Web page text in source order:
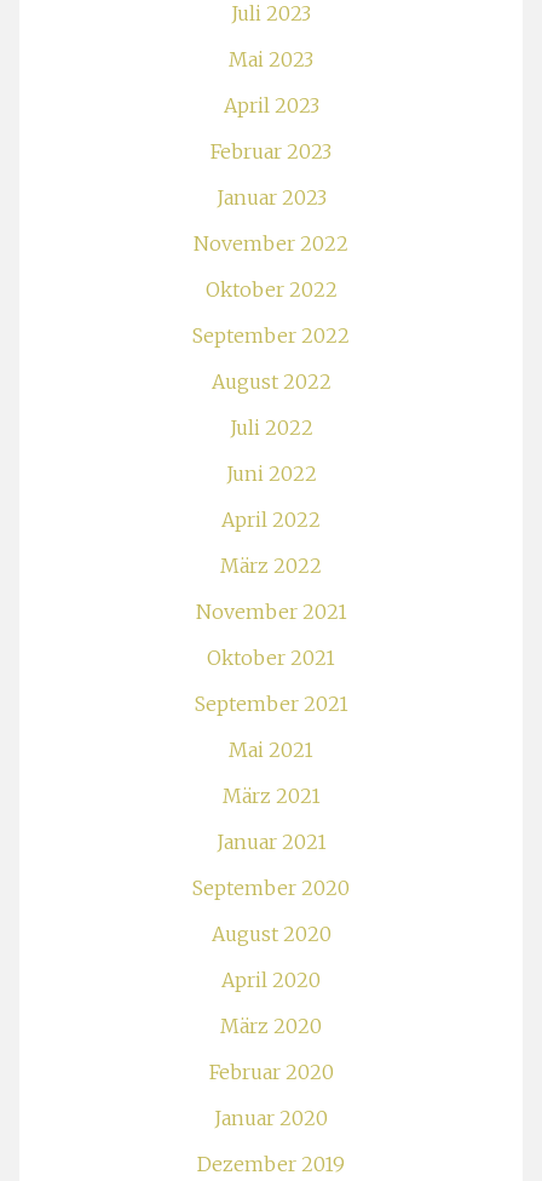
Juli 2023
Mai 2023
April 2023
Februar 2023
Januar 2023
November 2022
Oktober 2022
September 2022
August 2022
Juli 2022
Juni 2022
April 2022
März 2022
November 2021
Oktober 2021
September 2021
Mai 2021
März 2021
Januar 2021
September 2020
August 2020
April 2020
März 2020
Februar 2020
Januar 2020
Dezember 2019